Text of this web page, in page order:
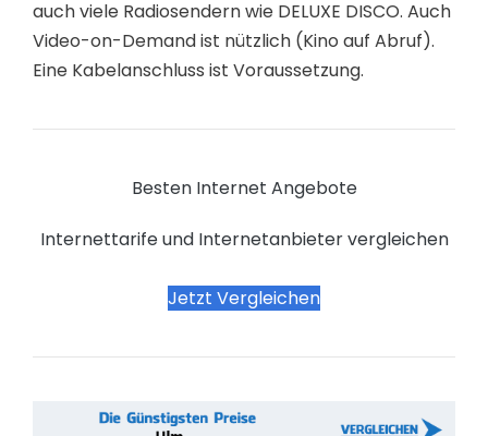
auch viele Radiosendern wie DELUXE DISCO. Auch
Video-on-Demand ist nützlich (Kino auf Abruf).
Eine Kabelanschluss ist Voraussetzung.
Besten Internet Angebote
Internettarife und Internetanbieter vergleichen
Jetzt Vergleichen